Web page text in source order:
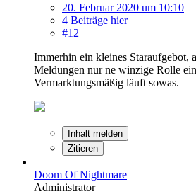
20. Februar 2020 um 10:10
4 Beiträge hier
#12
Immerhin ein kleines Staraufgebot,
Meldungen nur ne winzige Rolle
Vermarktungsmäßig läuft sowas.
Inhalt melden
Zitieren
Doom Of Nightmare
Administrator